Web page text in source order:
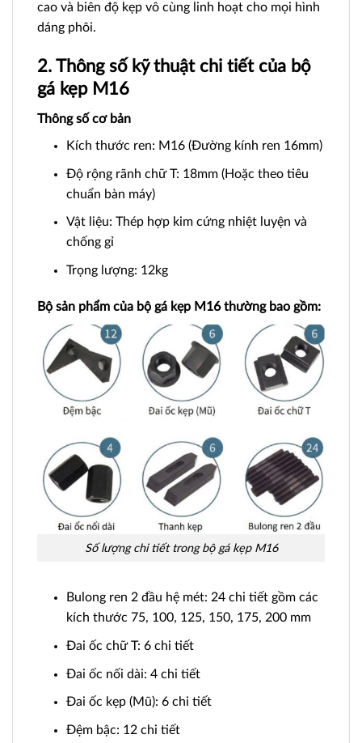
cao và biên độ kẹp vô cùng linh hoạt cho mọi hình
dáng phôi.
2. Thông số kỹ thuật chi tiết của bộ
gá kẹp M16
Thông số cơ bản
Kích thước ren: M16 (Đường kính ren 16mm)
Độ rộng rãnh chữ T: 18mm (Hoặc theo tiêu
chuẩn bàn máy)
Vật liệu: Thép hợp kim cứng nhiệt luyện và
chống gỉ
Trọng lượng: 12kg
Bộ sản phẩm của bộ gá kẹp M16 thường bao gồm:
Số lượng chi tiết trong bộ gá kẹp M16
Bulong ren 2 đầu hệ mét: 24 chi tiết gồm các
kích thước 75, 100, 125, 150, 175, 200 mm
Đai ốc chữ T: 6 chi tiết
Đai ốc nối dài: 4 chi tiết
Đai ốc kẹp (Mũ): 6 chi tiết
Đệm bậc: 12 chi tiết